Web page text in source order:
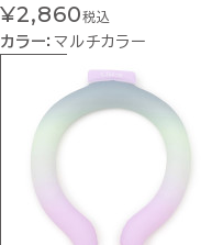
¥2,860税込
カラー： マルチカラー